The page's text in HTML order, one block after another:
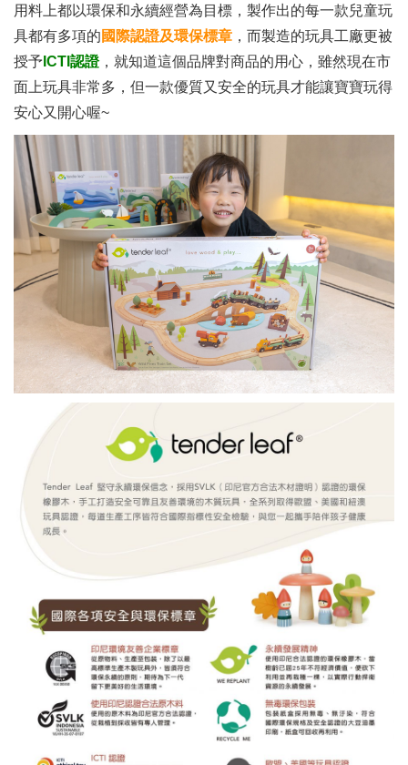
用料上都以環保和永續經營為目標，製作出的每一款兒童玩
具都有多項的 國際認證及環保標章 ，而製造的玩具工廠更被
授予 ICTI 認證，就知道這個品牌對商品的用心，雖然現在市
面上玩具非常多，但一款優質又安全的玩具才能讓寶寶玩得
安心又開心喔~